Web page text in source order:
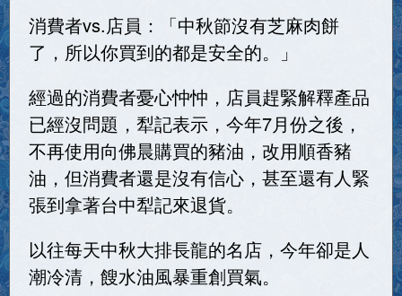
消費者vs.店員：「中秋節沒有芝麻肉餅
了，所以你買到的都是安全的。」
經過的消費者憂心忡忡，店員趕緊解釋產品
已經沒問題，犁記表示，今年7月份之後，
不再使用向佛晨購買的豬油，改用順香豬
油，但消費者還是沒有信心，甚至還有人緊
張到拿著台中犁記來退貨。
以往每天中秋大排長龍的名店，今年卻是人
潮冷清，餿水油風暴重創買氣。